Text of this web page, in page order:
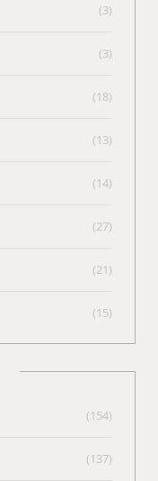
(3)
(3)
(18)
(13)
(14)
(27)
(21)
(15)
(154)
(137)